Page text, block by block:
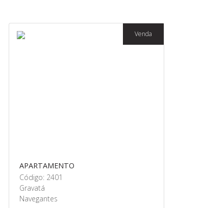
Venda
APARTAMENTO
Código: 2401
Gravatá
Navegantes